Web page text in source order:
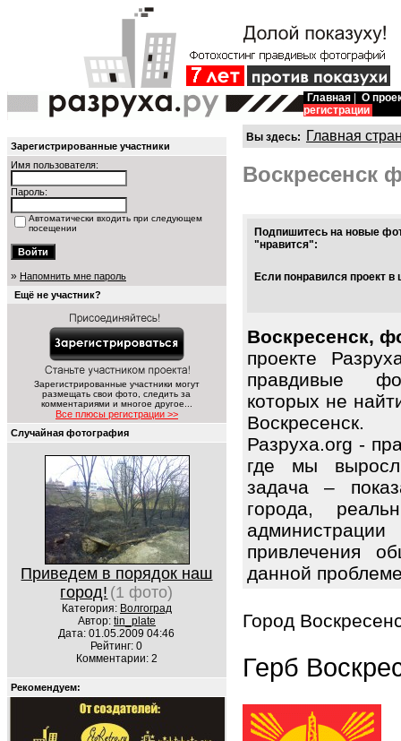
Главная
О
регистрации
Зарегистрированные участники
Имя пользователя:
Пароль:
Автоматически входить при следующем
посещении
» Напомнить мне пароль
Ещё не участник?
Зарегистрированные участники могут
размещать свои фото, следить за
комментариями и многое другое...
Все плюсы регистрации >>
Случайная фотография
Приведем в порядок наш
город! (1 фото)
Категория: Волгоград
Автор: tin_plate
Дата: 01.05.2009 04:46
Рейтинг: 0
Комментарии: 2
Рекомендуем:
Вы здесь: Главная
Воскресенск
Подпишитесь на новые
"нравится":
Если понравился проект
Воскресенск,
проекте
правдивые
которых не
Воскресенск.
Разруха.org -
где мы
задача –
города,
привлечения
данной
Город
Герб